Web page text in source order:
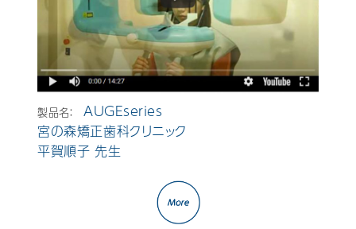
製品名：AUGEseries
宮の森矯正歯科クリニック
平賀順子 先生